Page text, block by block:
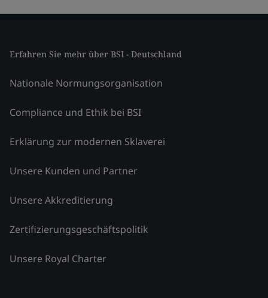
Erfahren Sie mehr über BSI - Deutschland
Nationale Normungsorganisation
Compliance und Ethik bei BSI
Erklärung zur modernen Sklaverei
Unsere Kunden und Partner
Unsere Akkreditierung
Zertifizierungsgeschäftspolitik
Unsere Royal Charter